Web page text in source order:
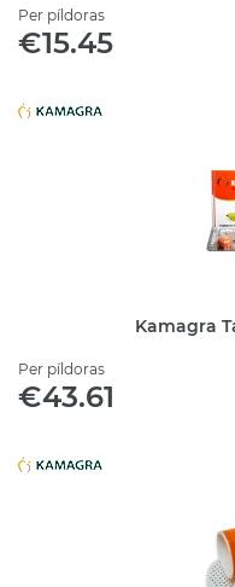
Per píldoras
€15.45
Kamagra
Per píldoras
€43.61